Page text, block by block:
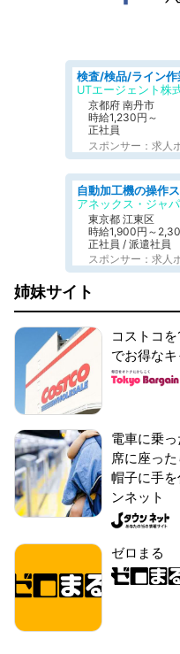
UTエージェント株
京都府 南丹市
時給1,230円～
正社員
スポンサー：求人
アネックス・ジャ
東京都 江東区
時給1,900円～
正社員 / 派遣社員
スポンサー：求人
姉妹サイト
コストコ
でお得な
電車に乗
席に座っ
帽子に手
ンネット
ゼロまる